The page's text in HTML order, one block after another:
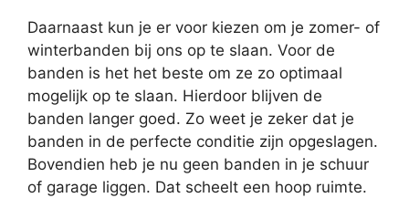
Daarnaast kun je er voor kiezen om je zomer- of
winterbanden bij ons op te slaan. Voor de
banden is het het beste om ze zo optimaal
mogelijk op te slaan. Hierdoor blijven de
banden langer goed. Zo weet je zeker dat je
banden in de perfecte conditie zijn opgeslagen.
Bovendien heb je nu geen banden in je schuur
of garage liggen. Dat scheelt een hoop ruimte.